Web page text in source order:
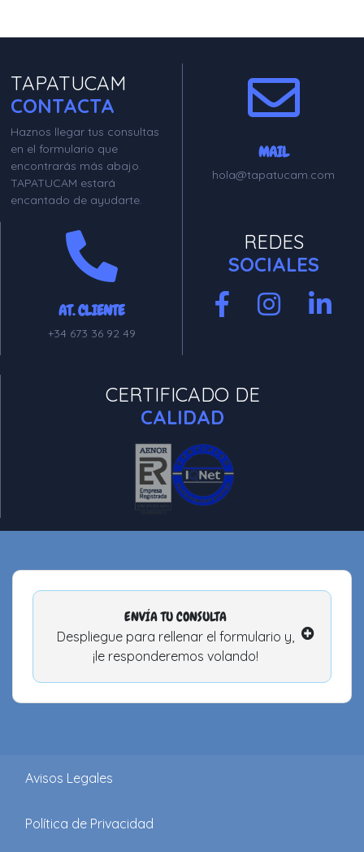
TAPATUCAM
CONTACTA
Haznos llegar tus consultas
en el formulario que
encontrarás más abajo.
TAPATUCAM estará
encantado de ayudarte.
MAIL
hola@tapatucam.com
AT. CLIENTE
+34 673 36 92 49
REDES
SOCIALES
CERTIFICADO DE
CALIDAD
ENVÍA TU CONSULTA
Despliegue para rellenar el formulario y,
¡le responderemos volando!
Avisos Legales
Política de Privacidad